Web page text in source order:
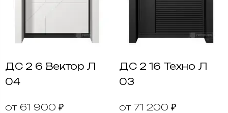
ДС 2 6 Вектор Л
04
от 61 900 ₽
ДС 2 16 Техно Л
03
от 71 200 ₽